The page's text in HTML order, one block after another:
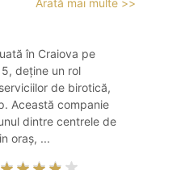
Arată mai multe >>
în Craiova pe
deține un rol
de birotică,
Această companie
dintre centrele de
oraș, ...